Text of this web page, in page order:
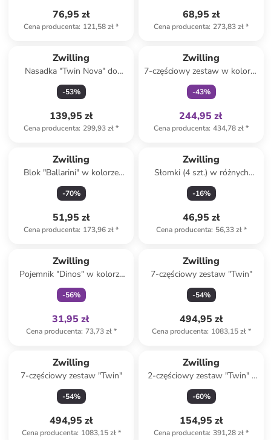
76,95 zł
Cena producenta: 121,58 zł*
68,95 zł
Cena producenta: 273,83 zł*
Zwilling
Nasadka "Twin Nova" do
gotowania na parze - Ø 20 cm
-53%
139,95 zł
Cena producenta: 299,93 zł*
Zwilling
7-częściowy zestaw w kolorze
biało-szarym do pakowania
próżniowego
-43%
244,95 zł
Cena producenta: 434,78 zł*
Zwilling
Blok "Ballarini" w kolorze
beżowym na noże - 10 x 21 x
23 cm
-70%
51,95 zł
Cena producenta: 173,96 zł*
Zwilling
Słomki (4 szt.) w różnych
kolorach - dł. 23 cm
-16%
46,95 zł
Cena producenta: 56,33 zł*
Zwilling
Pojemnik "Dinos" w kolorze
białym na lunch - 800 ml
-56%
31,95 zł
Cena producenta: 73,73 zł*
Zwilling
7-częściowy zestaw "Twin"
-54%
494,95 zł
Cena producenta: 1083,15 zł*
Zwilling
7-częściowy zestaw "Twin"
-54%
494,95 zł
Cena producenta: 1083,15 zł*
Zwilling
2-częściowy zestaw "Twin" -
4,5 l
-60%
154,95 zł
Cena producenta: 391,28 zł*